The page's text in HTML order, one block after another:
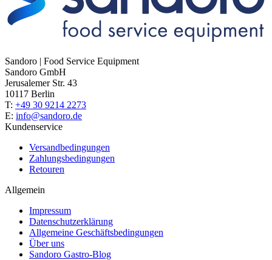
Sandoro | Food Service Equipment
Sandoro GmbH
Jerusalemer Str. 43
10117 Berlin
T: +49 30 9214 2273
E: info@sandoro.de
Kundenservice
Versandbedingungen
Zahlungsbedingungen
Retouren
Allgemein
Impressum
Datenschutzerklärung
Allgemeine Geschäftsbedingungen
Über uns
Sandoro Gastro-Blog